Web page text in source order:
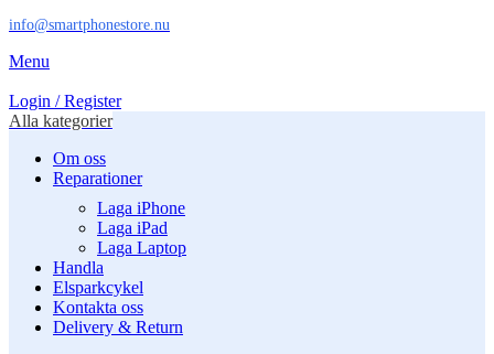
info@smartphonestore.nu
Menu
Login / Register
Alla kategorier
Om oss
Reparationer
Laga iPhone
Laga iPad
Laga Laptop
Handla
Elsparkcykel
Kontakta oss
Delivery & Return